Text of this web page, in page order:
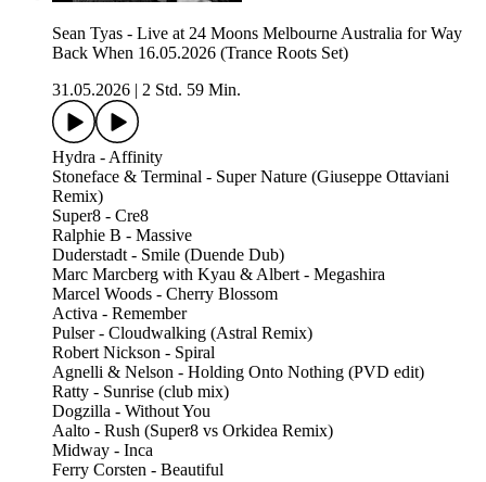
Sean Tyas - Live at 24 Moons Melbourne Australia for Way
Back When 16.05.2026 (Trance Roots Set)
31.05.2026
2 Std. 59 Min.
Hydra - Affinity
Stoneface & Terminal - Super Nature (Giuseppe Ottaviani
Remix)
Super8 - Cre8
Ralphie B - Massive
Duderstadt - Smile (Duende Dub)
Marc Marcberg with Kyau & Albert - Megashira
Marcel Woods - Cherry Blossom
Activa - Remember
Pulser - Cloudwalking (Astral Remix)
Robert Nickson - Spiral
Agnelli & Nelson - Holding Onto Nothing (PVD edit)
Ratty - Sunrise (club mix)
Dogzilla - Without You
Aalto - Rush (Super8 vs Orkidea Remix)
Midway - Inca
Ferry Corsten - Beautiful